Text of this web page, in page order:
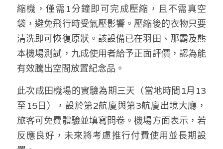
汪明欣專欄
張美雄專欄
莊豪鋒專欄
縮機，僅需1分鐘即可完成壓縮，且不需真空
袋，避免飛行時受氣壓影響。壓縮後的衣物只要
清洗即可恢復原狀。該設備已在羽田、那霸及熊
本機場測試，九成使用者給予正面評價，認為能
有效騰出空間放置紀念品。
此次成田機場的實驗為期三天（當地時間1月13
至15日），設於第2航廈與第3航廈出境大廳，
旅客可免費體驗並填寫問卷。機場方面表示，若
反應良好，未來將考慮推行付費使用並長期設